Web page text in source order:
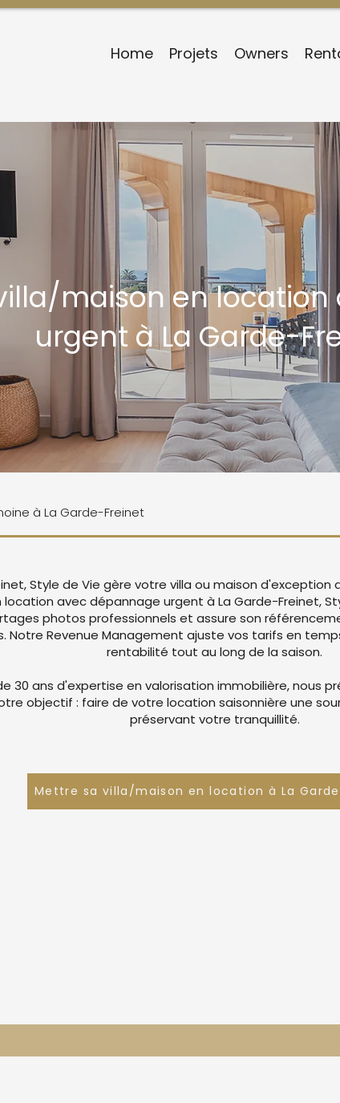
Home Projets Owners
maison en
urgent à La Garde-
à La Garde-Freinet
Style de Vie gère votre villa ou maison d'exception
location avec dépannage urgent à La Garde-Freinet,
photos professionnels et assure son
Notre Revenue Management ajuste vos tarifs en
rentabilité tout au long de la saison.
30 ans d'expertise en valorisation immobilière, nous
objectif : faire de votre location saisonnière une
préservant votre tranquillité.
Mettre sa villa/maison en location à La